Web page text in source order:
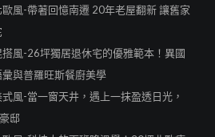
歐風-帶著回憶南遷 20年老屋翻新 讓舊家
搭風-26坪獨居退休宅的優雅範本！異國
與普羅旺斯餐廚美學
式風-當一窗天井，遇上一抹盈透日光，
邸